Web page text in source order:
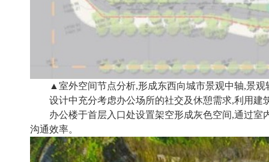
▲室外空间节点分析,形成东西向城市景观中轴,景
设计中充分考虑办公场所的社交及休憩需求,利用
办公楼于首层入口处设置架空形成灰色空间,通过
沟通效率。